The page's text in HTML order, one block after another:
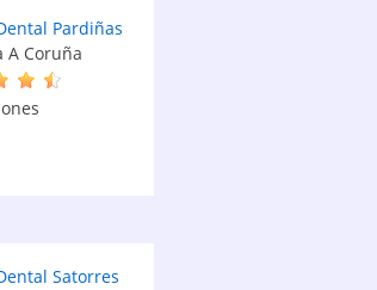
Pardiñas
A Coruña
Satorres